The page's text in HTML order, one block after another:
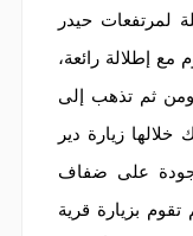
لمرتفعات حيدر
مع إطلالة رائعة،
ومن ثم تذهب إلى
زيارة دير
على ضفاف
تقوم بزيارة قرية